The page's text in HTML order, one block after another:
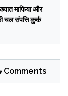
माफिया और
चल संपत्ति कुर्क
Comments